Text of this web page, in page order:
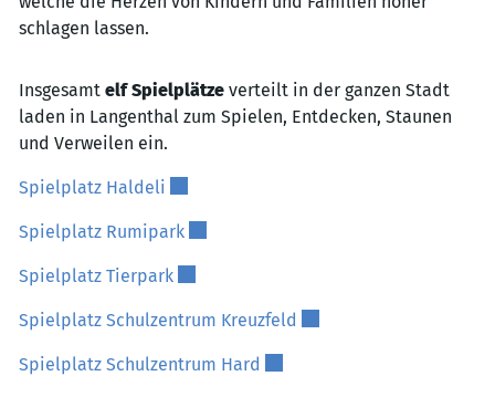
schlagen lassen.
Insgesamt elf Spielplätze verteilt in der ganzen Stadt
laden in Langenthal zum Spielen, Entdecken, Staunen
und Verweilen ein.
Spielplatz Haldeli
Spielplatz RumiparkExterner Link wird in einem neuen
Spielplatz TierparkExterner Link wird in einem neuen
Spielplatz Schulzentrum Kreuzfeld
Spielplatz Schulzentrum Hard